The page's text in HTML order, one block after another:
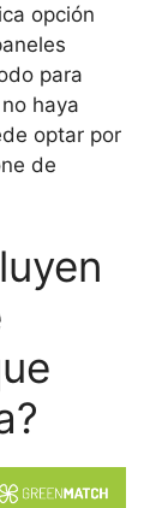
opción
para
haya
optar por
de